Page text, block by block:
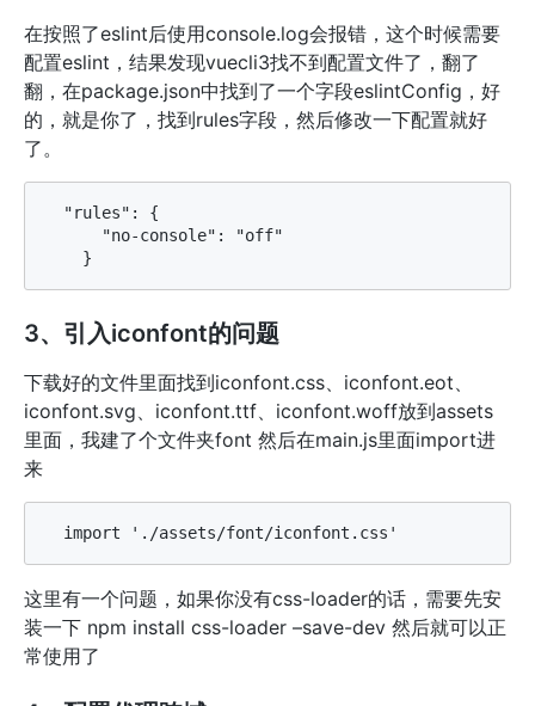
在按照了eslint后使用console.log会报错，这个时候需要
配置eslint，结果发现vuecli3找不到配置文件了，翻了
翻，在package.json中找到了一个字段eslintConfig，好
的，就是你了，找到rules字段，然后修改一下配置就好
了。
  "rules": {
      "no-console": "off"
3、引入iconfont的问题
下载好的文件里面找到iconfont.css、iconfont.eot、
iconfont.svg、iconfont.ttf、iconfont.woff放到assets
里面，我建了个文件夹font 然后在main.js里面import进
来
这里有一个问题，如果你没有css-loader的话，需要先安
装一下 npm install css-loader –save-dev 然后就可以正
常使用了